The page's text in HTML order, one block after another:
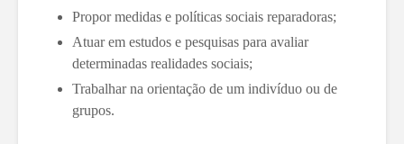
Propor medidas e políticas sociais reparadoras;
Atuar em estudos e pesquisas para avaliar
determinadas realidades sociais;
Trabalhar na orientação de um indivíduo ou de
grupos.